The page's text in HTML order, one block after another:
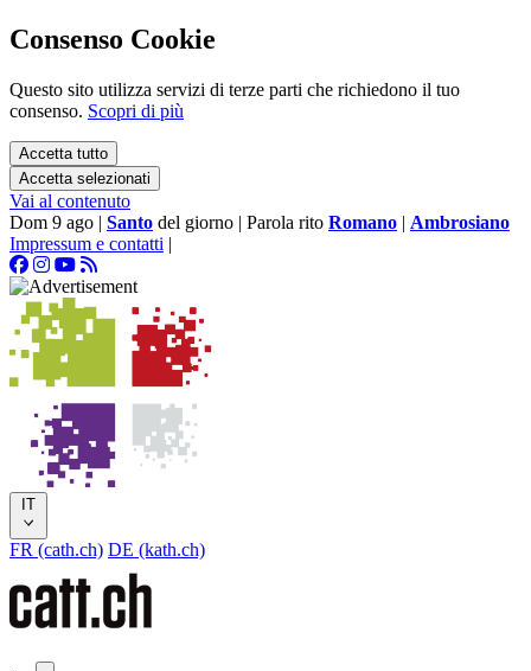
Consenso Cookie
Questo sito utilizza servizi di terze parti che richiedono il tuo
consenso. Scopri di più
Accetta tutto
Accetta selezionati
Vai al contenuto
Dom 9 ago | Santo del giorno | Parola rito Romano | Ambrosiano
Impressum e contatti |
IT
FR (cath.ch) DE (kath.ch)